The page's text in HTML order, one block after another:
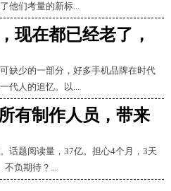
他们考量的新标...
现在都已经老了，
缺少的一部分，好多手机品牌在时代
代人的追忆。以...
有制作人员，带来
话题阅读量，37亿。担心4个月，3天
不负期待？...